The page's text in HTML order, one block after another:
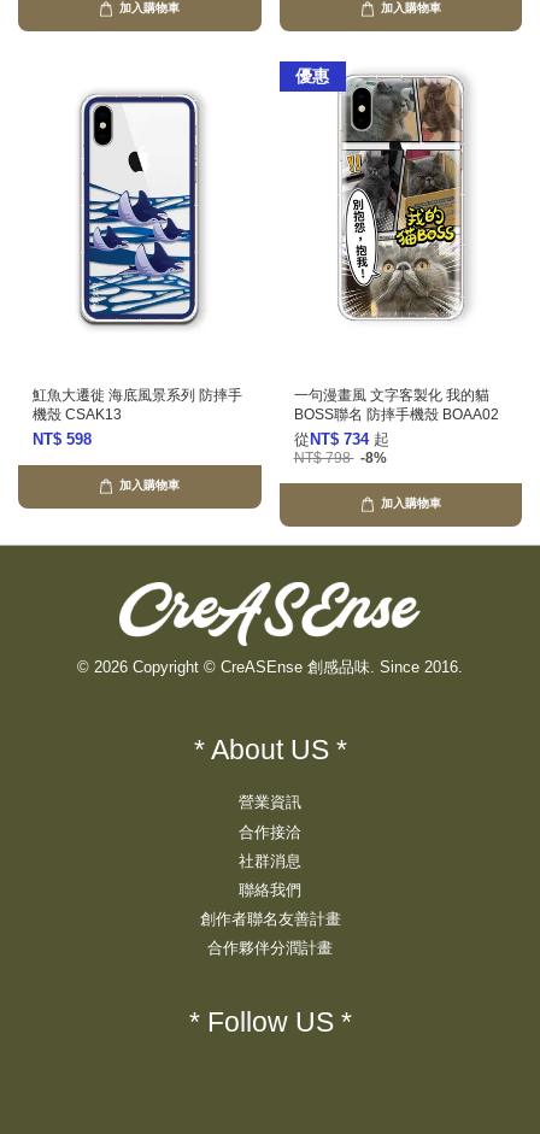
加入購物車 加入購物車
魟魚大遷徙 海底風景系列 防摔手
機殼 CSAK13
NT$ 598
加入購物車
優惠
一句漫畫風 文字客製化 我的貓
BOSS聯名 防摔手機殼 BOAA02
從 NT$ 734 起
NT$ 798 -8%
加入購物車
© 2026 Copyright © CreASEnse 創感品味. Since 2016.
* About US *
營業資訊
合作接洽
社群消息
聯絡我們
創作者聯名友善計畫
合作夥伴分潤計畫
* Follow US *